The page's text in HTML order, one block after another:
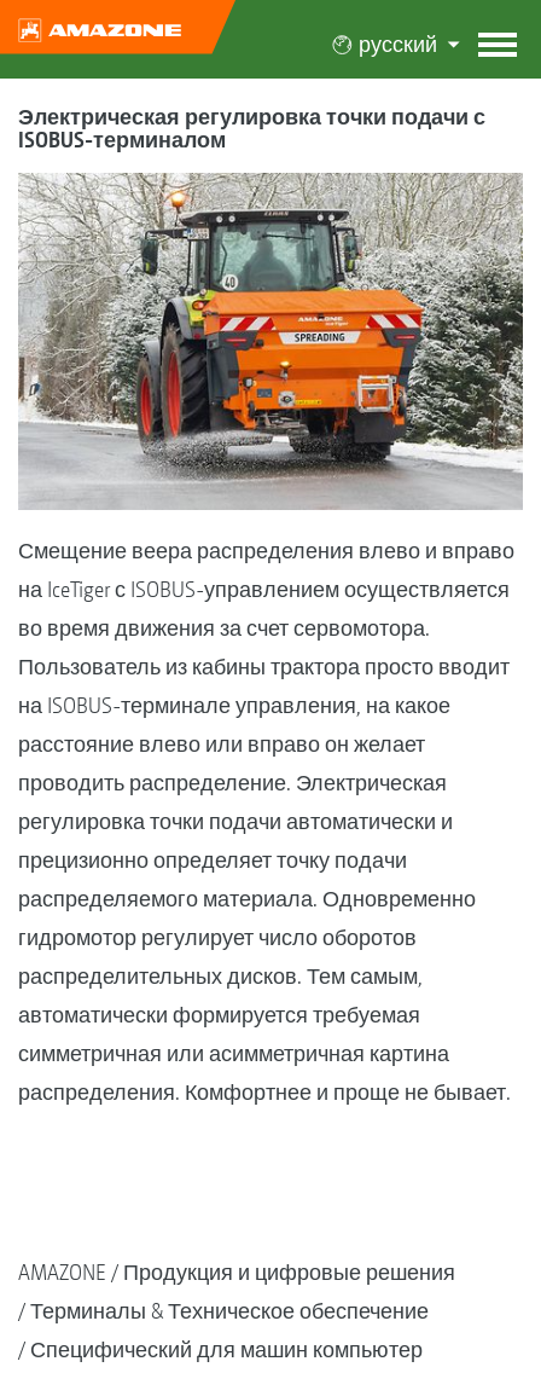
русский
Электрическая регулировка точки подачи с
ISOBUS-терминалом
Смещение веера распределения влево и вправо
на IceTiger с ISOBUS-управлением осуществляется
во время движения за счет сервомотора.
Пользователь из кабины трактора просто вводит
на ISOBUS-терминале управления, на какое
расстояние влево или вправо он желает
проводить распределение. Электрическая
регулировка точки подачи автоматически и
прецизионно определяет точку подачи
распределяемого материала. Одновременно
гидромотор регулирует число оборотов
распределительных дисков. Тем самым,
автоматически формируется требуемая
симметричная или асимметричная картина
распределения. Комфортнее и проще не бывает.
AMAZONE
Продукция и цифровые решения
Терминалы & Техническое обеспечение
Специфический для машин компьютер